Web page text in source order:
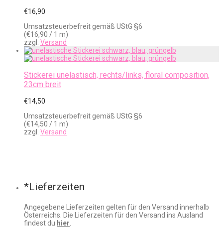
€16,90
Umsatzsteuerbefreit gemäß UStG §6
(€16,90 / 1 m)
zzgl. Versand
Stickerei unelastisch, rechts/links, floral composition,
23cm breit
€14,50
Umsatzsteuerbefreit gemäß UStG §6
(€14,50 / 1 m)
zzgl. Versand
*Lieferzeiten
Angegebene Lieferzeiten gelten für den Versand innerhalb
Österreichs. Die Lieferzeiten für den Versand ins Ausland
findest du hier